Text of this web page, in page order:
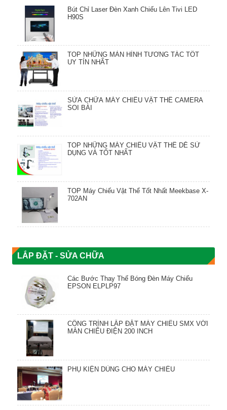
Bút Chỉ Laser Đèn Xanh Chiếu Lên Tivi LED
H90S
TOP NHỮNG MÀN HÌNH TƯƠNG TÁC TỐT
UY TÍN NHẤT
SỬA CHỮA MÁY CHIẾU VẬT THỂ CAMERA
SOI BÀI
TOP NHỮNG MÁY CHIẾU VẬT THỂ DỄ SỬ
DỤNG VÀ TỐT NHẤT
TOP Máy Chiếu Vật Thể Tốt Nhất Meekbase X-
702AN
LẮP ĐẶT - SỬA CHỮA
Các Bước Thay Thế Bóng Đèn Máy Chiếu
EPSON ELPLP97
CÔNG TRÌNH LẮP ĐẶT MÁY CHIẾU SMX VỚI
MÀN CHIẾU ĐIỆN 200 INCH
PHỤ KIỆN DÙNG CHO MÁY CHIẾU